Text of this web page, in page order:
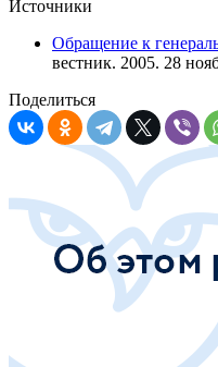
Источники
Обращение к
вестник. 2005. 28
Поделиться